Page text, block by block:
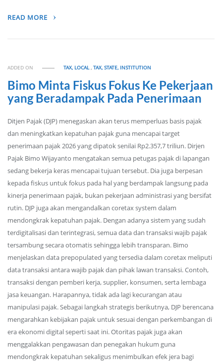
READ MORE
ADDED ON TAX, LOCAL,TAX, STATE, INSTITUTION
Bimo Minta Fiskus Fokus Ke Pekerjaan
yang Beradampak Pada Penerimaan
Ditjen Pajak (DJP) menegaskan akan terus memperluas basis pajak
dan meningkatkan kepatuhan pajak guna mencapai target
penerimaan pajak 2026 yang dipatok senilai Rp2.357,7 triliun. Dirjen
Pajak Bimo Wijayanto mengatakan semua petugas pajak di lapangan
sedang bekerja keras mencapai tujuan tersebut. Dia juga berpesan
kepada fiskus untuk fokus pada hal yang berdampak langsung pada
kinerja penerimaan pajak, bukan pekerjaan administrasi yang bersifat
rutin. DJP juga akan mengandalkan coretax system dalam
mendongkrak kepatuhan pajak. Dengan adanya sistem yang sudah
terdigitalisasi dan terintegrasi, semua data dan transaksi wajib pajak
tersambung secara otomatis sehingga lebih transparan. Bimo
menjelaskan data prepopulated yang tersedia dalam coretax meliputi
data transaksi antara wajib pajak dan pihak lawan transaksi. Contoh,
transaksi dengan pemberi kerja, supplier, konsumen, serta lembaga
jasa keuangan. Harapannya, tidak ada lagi kecurangan atau
manipulasi pajak. Sebagai langkah strategis berikutnya, DJP berencana
mengarahkan kebijakan pajak untuk sesuai dengan perkembangan di
era ekonomi digital seperti saat ini. Otoritas pajak juga akan
menggalakkan pengawasan dan penegakan hukum guna
mendongkrak kepatuhan sekaligus menimbulkan efek jera bagi